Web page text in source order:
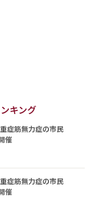
キング
症筋無力症の市民
催
症筋無力症の市民
催